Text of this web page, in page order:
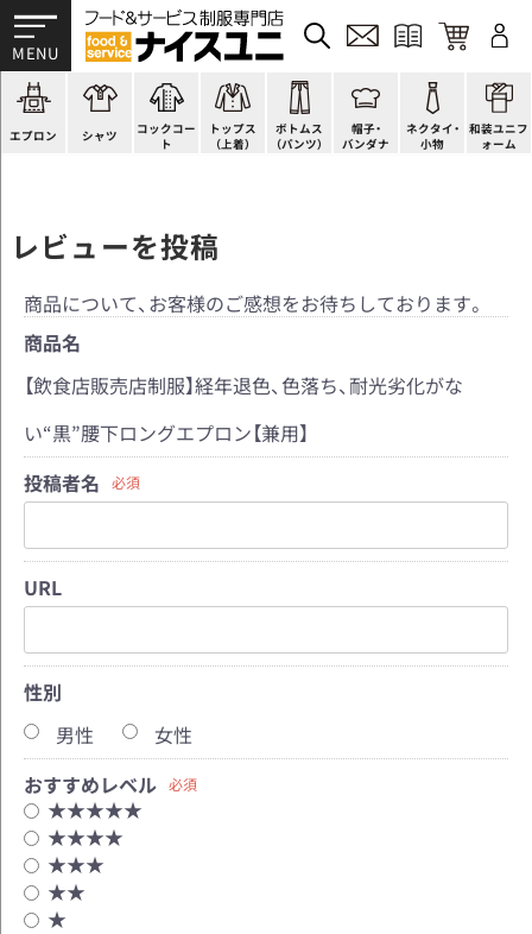
エプロン
かぶり型
スモック風
厨房用
ラップエプロン
シャツ
ピンタック
Tシャツ
ポロシャツ
和風シャツ(Asian)コックコー
ト
ショップコート
スタンダード
ファッション
キッズ
トップス
（上着）
法被(はっぴ)
調理白衣
カットソー
ジャンバー
ボトムス
（パンツ）
イージーパンツ
ワンピース
厨房シューズ
フロアシューズ
帽子・
バンダナ
洋帽子
コック帽
衛生帽子
ヘアネット
ネクタイ・
小物
ネクタイ
蝶ネクタイ
リボン・スカーフ
クロスタイ
和装ユニフ
ォーム
帯
草履、足袋など
着付小物
きもの
レビューを投稿
商品について、お客様のご感想をお待ちしております。
商品名
【飲食店販売店制服】経年退色、色落ち、耐光劣化がな
い“黒”腰下ロングエプロン【兼用】
投稿者名
必須
URL
性別
男性
女性
おすすめレベル 必須
★★★★★
★★★★
★★★
★★
★